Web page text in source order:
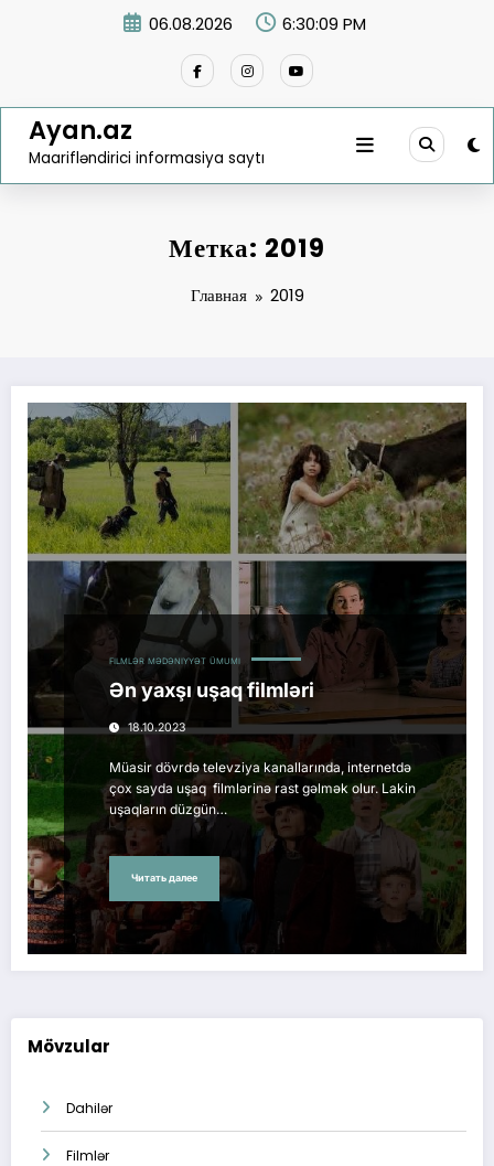
06.08.2026 6:30:09 PM
Ayan.az
Maarifləndirici informasiya saytı
Метка: 2019
Главная 2019
FILMLƏR MƏDƏNIYYƏT ÜMUMI
Ən yaxşı uşaq filmləri
18.10.2023
Müasir dövrdə televziya kanallarında, internetdə
çox sayda uşaq filmlərinə rast gəlmək olur. Lakin
uşaqların düzgün…
Читать далее
Mövzular
Dahilər
Filmlər